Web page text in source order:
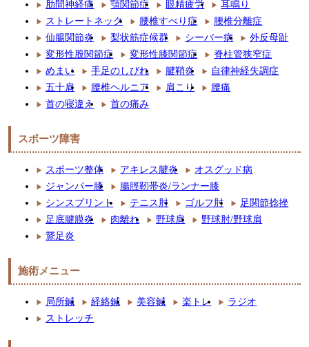
肋間神経痛
顎関節症 眼精疲労
耳鳴り
ストレートネック
腰椎すべり症
腰椎分離症
仙腸関節炎
梨状筋症候群 シーバー病
外反母趾
変形性股関節症
変形性膝関節症
脊柱管狭窄症
めまい
手足のしびれ 腱鞘炎
自律神経失調症
五十肩
腰椎ヘルニア 肩こり
腰痛
首の寝違え
首の痛み
スポーツ障害
スポーツ整体 アキレス腱炎
オスグッド病
ジャンパー膝
腸脛靭帯炎/ランナー膝
シンスプリント
テニス肘 ゴルフ肘
足関節捻挫
足底腱膜炎
肉離れ 野球肩
野球肘/野球肩
鵞足炎
施術メニュー
局所鍼 経絡鍼 美容鍼 楽トレ
ラジオ
ストレッチ